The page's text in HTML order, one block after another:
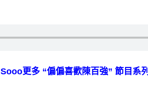
Sooo更多 “偏偏喜歡陳百強” 節目系列